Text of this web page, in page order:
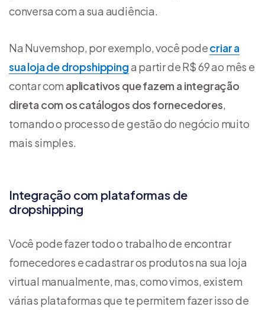
conversa com a sua audiência.
Na Nuvemshop, por exemplo, você podecriar a
sua loja de dropshippinga partir de R$ 69 ao mês e
contar com aplicativos que fazem a integração
direta com os catálogos dos fornecedores,
tornando o processo de gestão do negócio muito
mais simples.
Integração com plataformas de
dropshipping
Você pode fazer todo o trabalho de encontrar
fornecedores e cadastrar os produtos na sua loja
virtual manualmente, mas, como vimos, existem
várias plataformas que te permitem fazer isso de